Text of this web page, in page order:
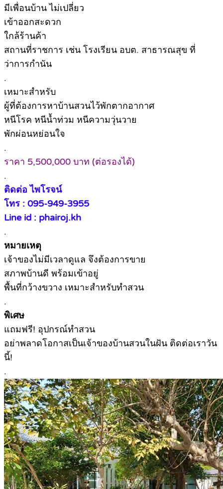
มีเพื่อนบ้าน ไม่เปลี่ยว
เข้าออกสะดวก
ใกล้ร้านค้า
สถานที่ราชการ เช่น โรงเรียน อบต. สาธารณสุข ที่
ว่าการกำนัน
.
เหมาะสำหรับ
ผู้ที่ต้องการหาบ้านสวนไว้พักตากอากาศ
หนีโรค หนีน้ำท่วม หนีความวุ่นวาย
พักผ่อนหย่อนใจ
.
ราคา 5,500,000 บาท (ต่อรองได้)
.
ติดต่อ ไพโรจน์
โทร : 095-949-3955
Line id : phairoj.kh
.
หมายเหตุ
เจ้าของไม่มีเวลาดูแล จึงต้องการขาย
สภาพบ้านดี พร้อมเข้าอยู่
พื้นที่กว้างขวาง เหมาะสำหรับทำสวน
.
พิเศษ
แถมฟรี! อุปกรณ์ทำสวน
อย่าพลาดโอกาสเป็นเจ้าของบ้านสวนในฝัน ติดต่อเราวัน
นี้!
.